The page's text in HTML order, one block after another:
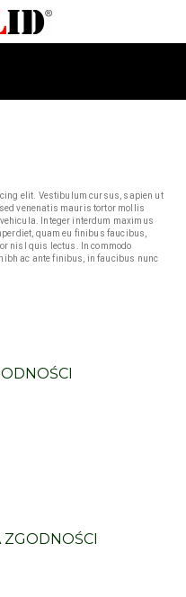
elit. Vestibulum cursus, sapien ut
venenatis mauris tortor mollis
Integer interdum maximus
quam eu finibus faucibus,
nisl quis lectus. In commodo
ac ante finibus, in faucibus nunc
ZGODNOŚCI